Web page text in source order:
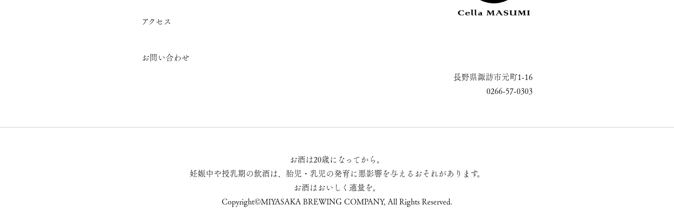
アクセス
お問い合わせ
長野県諏訪市元町1-16
0266-57-0303
お酒は20歳になってから。
妊娠中や授乳期の飲酒は、胎児・乳児の発育に悪影響を与えるおそれがあります。
お酒はおいしく適量を。
Copyright©MIYASAKA BREWING COMPANY, All Rights Reserved.